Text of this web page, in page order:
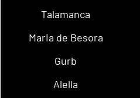
Talamanca
Maria de Besora
Gurb
Alella